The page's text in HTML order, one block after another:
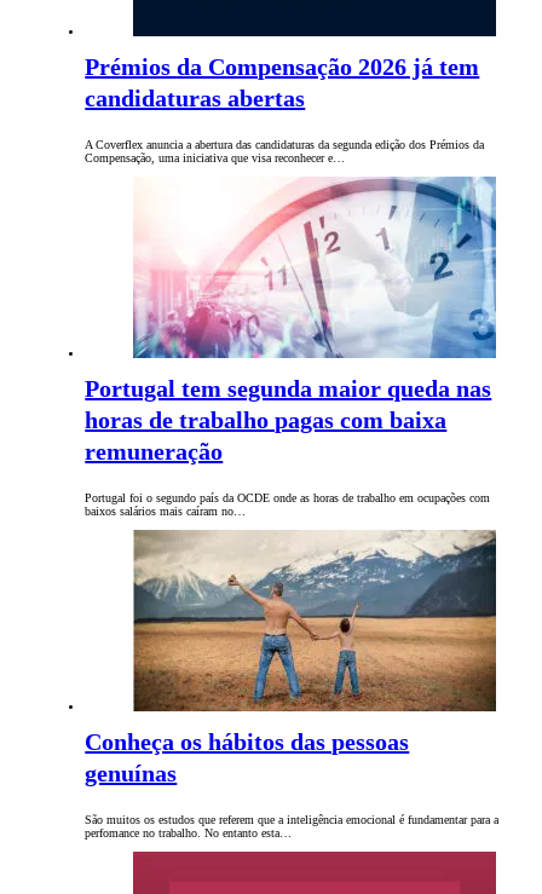
Prémios da Compensação 2026 já tem
candidaturas abertas
A Coverflex anuncia a abertura das candidaturas da segunda edição dos Prémios da
Compensação, uma iniciativa que visa reconhecer e…
Portugal tem segunda maior queda nas
horas de trabalho pagas com baixa
remuneração
Portugal foi o segundo país da OCDE onde as horas de trabalho em ocupações com
baixos salários mais caíram no…
Conheça os hábitos das pessoas
genuínas
São muitos os estudos que referem que a inteligência emocional é fundamentar para a
perfomance no trabalho. No entanto esta…